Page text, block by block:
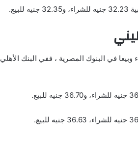
تراجعا ملحوظا ما بين 2 – 25 قرشا شراء وبيعا في البنوك المصرية ، ففي البنك الأهلي